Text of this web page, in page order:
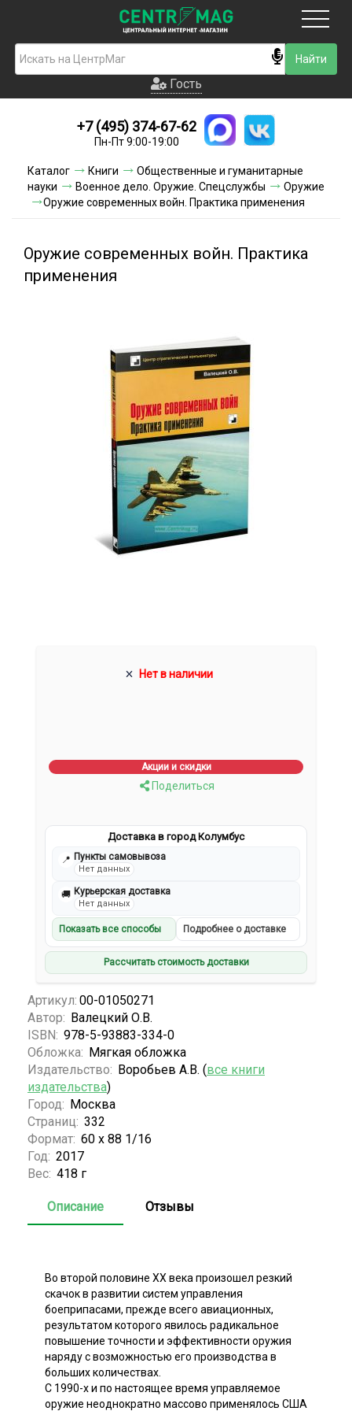
Гость
Новинки
Условия доставки
Условия оплаты
Гость
+7 (495) 374-67-62
Пн-Пт 9:00-19:00
Каталог Книги
Общественные и гуманитарные
науки
Военное дело. Оружие. Спецслужбы
Оружие
Оружие современных войн. Практика применения
Оружие современных войн. Практика
применения
Нет в наличии
Акции и скидки
Поделиться
Доставка в город Колумбус
📍 Пункты самовывоза
Нет данных
🚚 Курьерская доставка
Нет данных
Показать все способы Подробнее о доставке
Рассчитать стоимость доставки
Артикул: 00-01050271
Автор: Валецкий О.В.
ISBN: 978-5-93883-334-0
Обложка: Мягкая обложка
Издательство: Воробьев А.В. (все книги
издательства)
Город: Москва
Страниц: 332
Формат: 60 х 88 1/16
Год: 2017
Вес: 418 г
Описание Отзывы
Во второй половине XX века произошел резкий
скачок в развитии систем управления
боеприпасами, прежде всего авиационных,
результатом которого явилось радикальное
повышение точности и эффективности оружия
наряду с возможностью его производства в
больших количествах.
С 1990-х и по настоящее время управляемое
оружие неоднократно массово применялось США